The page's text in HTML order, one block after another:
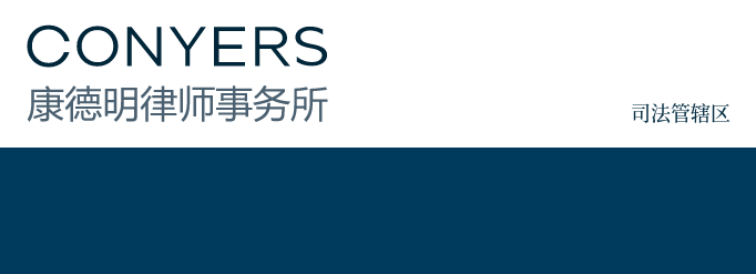
司法管辖区